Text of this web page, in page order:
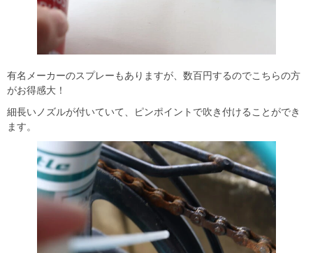
有名メーカーのスプレーもありますが、数百円するのでこちらの方
がお得感大！
細長いノズルが付いていて、ピンポイントで吹き付けることができ
ます。